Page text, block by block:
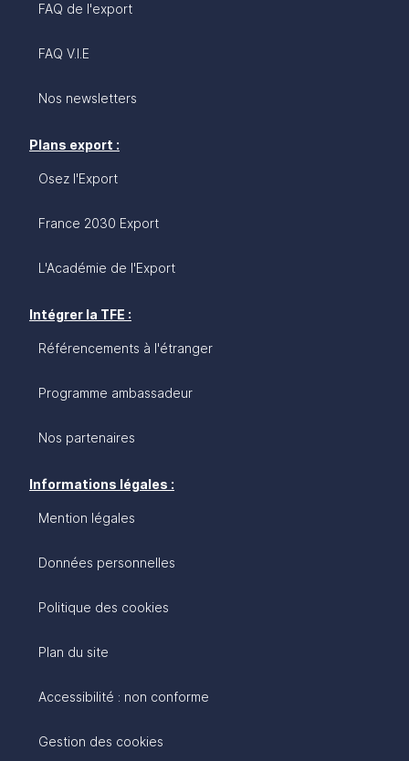
FAQ de l'export
FAQ V.I.E
Nos newsletters
Plans export :
Osez l'Export
France 2030 Export
L'Académie de l'Export
Intégrer la TFE :
Référencements à l'étranger
Programme ambassadeur
Nos partenaires
Informations légales :
Mention légales
Données personnelles
Politique des cookies
Plan du site
Accessibilité : non conforme
Gestion des cookies